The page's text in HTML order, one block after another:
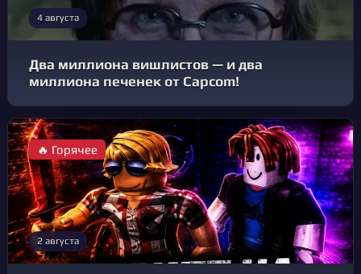
4 августа
Два миллиона вишлистов — и два
миллиона печенек от Capcom!
🔥 Горячее
2 августа